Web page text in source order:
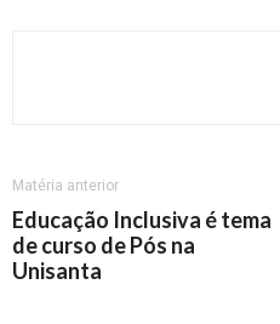
Matéria anterior
Educação Inclusiva é tema
de curso de Pós na
Unisanta